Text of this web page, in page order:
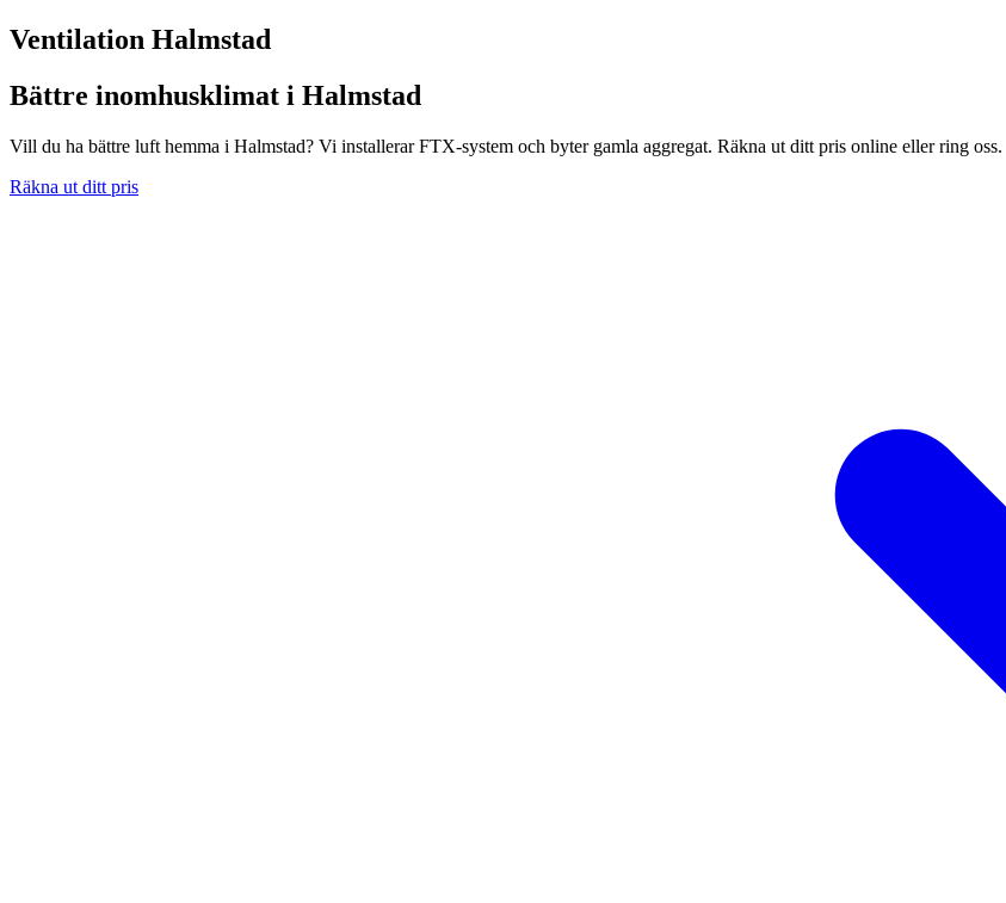
Ventilation Halmstad
Bättre inomhusklimat i Halmstad
Vill du ha bättre luft hemma i Halmstad? Vi installerar FTX-system och byter gamla aggregat. Räkna ut ditt pris online eller ring oss.
Räkna ut ditt pris